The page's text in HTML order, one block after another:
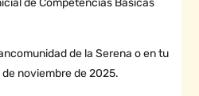
de la Serena o en tu
noviembre de 2025.